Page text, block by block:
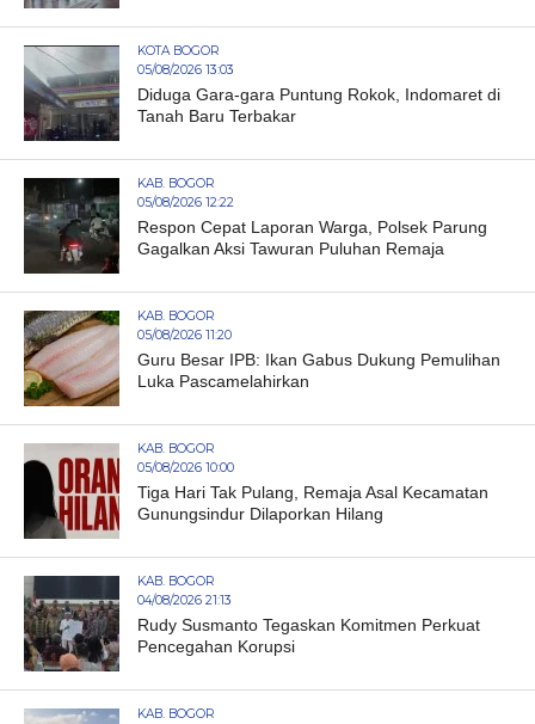
KOTA BOGOR
05/08/2026 13:03
Diduga Gara-gara Puntung Rokok, Indomaret di
Tanah Baru Terbakar
KAB. BOGOR
05/08/2026 12:22
Respon Cepat Laporan Warga, Polsek Parung
Gagalkan Aksi Tawuran Puluhan Remaja
KAB. BOGOR
05/08/2026 11:20
Guru Besar IPB: Ikan Gabus Dukung Pemulihan
Luka Pascamelahirkan
KAB. BOGOR
05/08/2026 10:00
Tiga Hari Tak Pulang, Remaja Asal Kecamatan
Gunungsindur Dilaporkan Hilang
KAB. BOGOR
04/08/2026 21:13
Rudy Susmanto Tegaskan Komitmen Perkuat
Pencegahan Korupsi
KAB. BOGOR